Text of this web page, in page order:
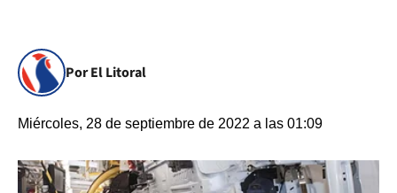
Por El Litoral
Miércoles, 28 de septiembre de 2022 a las 01:09